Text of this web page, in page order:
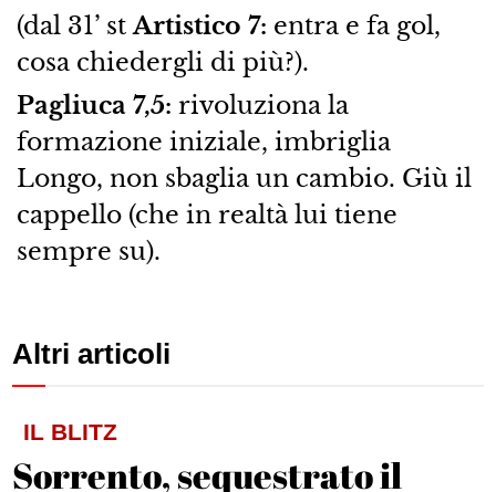
(dal 31’ stArtistico 7: entra e fa gol,
cosa chiedergli di più?).
Pagliuca 7,5: rivoluziona la
formazione iniziale, imbriglia
Longo, non sbaglia un cambio. Giù il
cappello (che in realtà lui tiene
sempre su).
Altri articoli
IL BLITZ
Sorrento, sequestrato il